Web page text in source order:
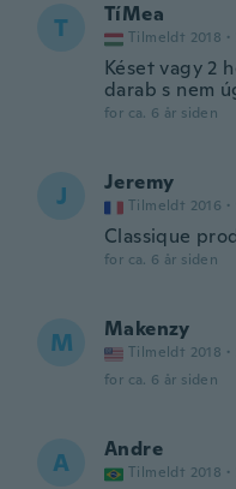
T TíMea
Tilmeldt 2018 ·
Késet vagy 2
darab s nem
for ca. 6 år siden
J Jeremy
Tilmeldt 2016 ·
Classique
for ca. 6 år siden
M Makenzy
Tilmeldt 2018 ·
for ca. 6 år siden
A Andre
Tilmeldt 2018 ·